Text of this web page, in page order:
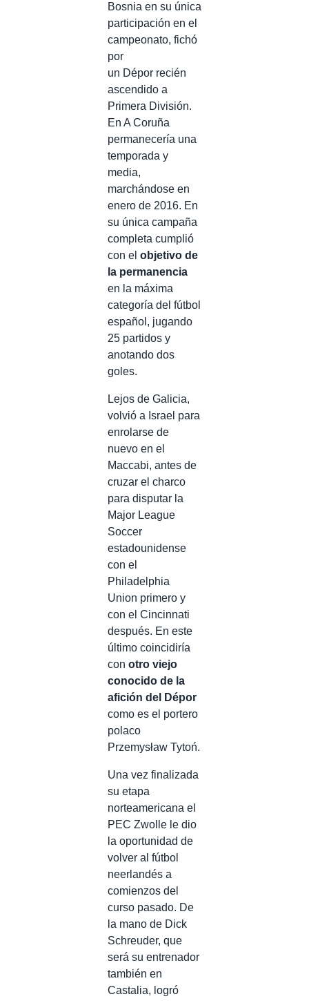
Bosnia en su única
participación en el
campeonato, fichó
por
un Dépor recién
ascendido a
Primera División.
En A Coruña
permanecería una
temporada y
media,
marchándose en
enero de 2016. En
su única campaña
completa cumplió
con el objetivo de
la permanencia
en la máxima
categoría del fútbol
español, jugando
25 partidos y
anotando dos
goles.
Lejos de Galicia,
volvió a Israel para
enrolarse de
nuevo en el
Maccabi, antes de
cruzar el charco
para disputar la
Major League
Soccer
estadounidense
con el
Philadelphia
Union primero y
con el Cincinnati
después. En este
último coincidiría
con otro viejo
conocido de la
afición del Dépor
como es el portero
polaco
Przemysław Tytoń.
Una vez finalizada
su etapa
norteamericana el
PEC Zwolle le dio
la oportunidad de
volver al fútbol
neerlandés a
comienzos del
curso pasado. De
la mano de Dick
Schreuder, que
será su entrenador
también en
Castalia, logró